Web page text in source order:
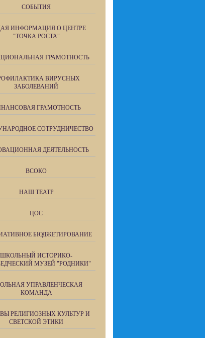
СОБЫТИЯ
ИНФОРМАЦИЯ О ЦЕНТРЕ
"ТОЧКА РОСТА"
ГРАМОТНОСТЬ
ВИРУСНЫХ
ЗАБОЛЕВАНИЙ
ГРАМОТНОСТЬ
СОТРУДНИЧЕСТВО
ДЕЯТЕЛЬНОСТЬ
ВСОКО
НАШ ТЕАТР
ЦОС
БЮДЖЕТИРОВАНИЕ
ШКОЛЬНЫЙ ИСТОРИКО-
МУЗЕЙ "РОДНИКИ"
УПРАВЛЕНЧЕСКАЯ
КОМАНДА
РЕЛИГИОЗНЫХ КУЛЬТУР И
СВЕТСКОЙ ЭТИКИ